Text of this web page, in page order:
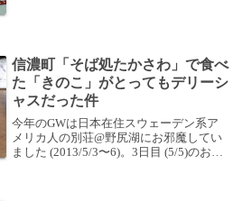
信濃町「そば処たかさわ」で食べ
た「きのこ」がとってもデリーシ
ャスだった件
今年のGWは日本在住スウェーデン系ア
メリカ人の別荘@野尻湖にお邪魔してい
ました (2013/5/3〜6)。3日目 (5/5)のお昼